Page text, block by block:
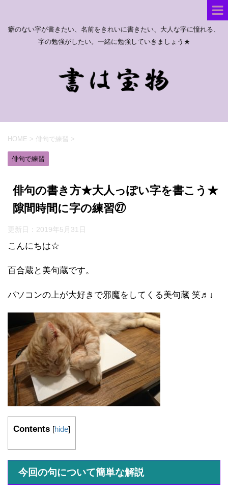
癖のない字が書きたい、名前をきれいに書きたい、大人な字に憧れる、
字の勉強がしたい。一緒に勉強していきましょう★
HOME > 俳句で練習 >
俳句で練習
俳句の書き方★大人っぽい字を書こう★
隙間時間に字の練習㉗
更新日： 2019年5月31日
こんにちは☆
百合蔵と美句蔵です。
パソコンの上が大好きで邪魔をしてくる美句蔵 笑♬↓
Contents [hide]
今回の句について簡単な解説